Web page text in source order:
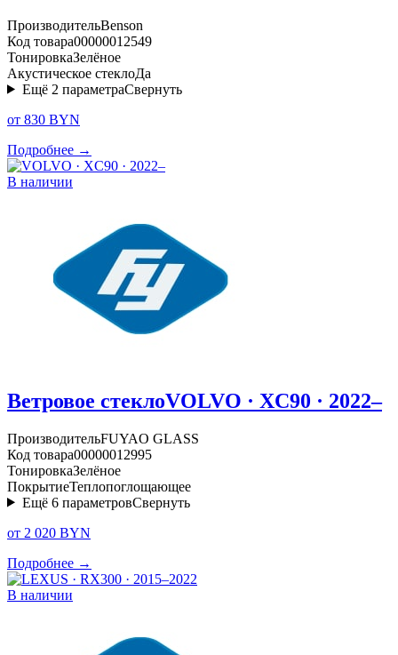
ПроизводительBenson
Код товара00000012549
ТонировкаЗелёное
Акустическое стеклоДа
Ещё 2 параметраСвернуть
от 830 BYN
Подробнее →
В наличии
Ветровое стеклоVOLVO · XC90 · 2022–
ПроизводительFUYAO GLASS
Код товара00000012995
ТонировкаЗелёное
ПокрытиеТеплопоглощающее
Ещё 6 параметровСвернуть
от 2 020 BYN
Подробнее →
В наличии